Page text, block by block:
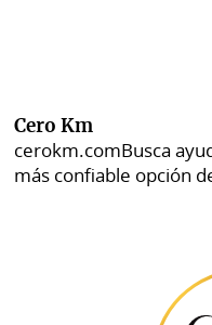
Cero Km
cerokm.comBusca
más confiable opción